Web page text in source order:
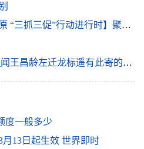
焦短板补弱项 放大优势强特色——金塔县深入开展“三抓三促”行动
左迁龙标遥有此寄的意思_天天速看料
度一般多少
13日起生效 世界即时